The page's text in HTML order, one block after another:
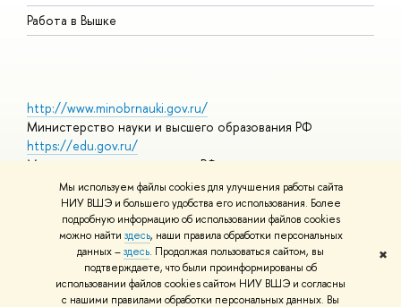
Мы используем файлы cookies для улучшения работы сайта
НИУ ВШЭ и большего удобства его использования. Более
подробную информацию об использовании файлов cookies
можно найти здесь, наши правила обработки персональных
данных –здесь. Продолжая пользоваться сайтом, вы
подтверждаете, что были проинформированы об
использовании файлов cookies сайтом НИУ ВШЭ и согласны
с нашими правилами обработки персональных данных. Вы
✖
Работа в Вышке
http://www.minobrnauki.gov.ru/
Министерство науки и высшего образования РФ
https://edu.gov.ru/
Министерство просвещения РФ
https://elearning.hse.ru/mooc
Массовые открытые онлайн-курсы
© НИУ ВШЭ 1993–2026 Адреса и контактыУсловия
использования материалов Политика конфиденциальности